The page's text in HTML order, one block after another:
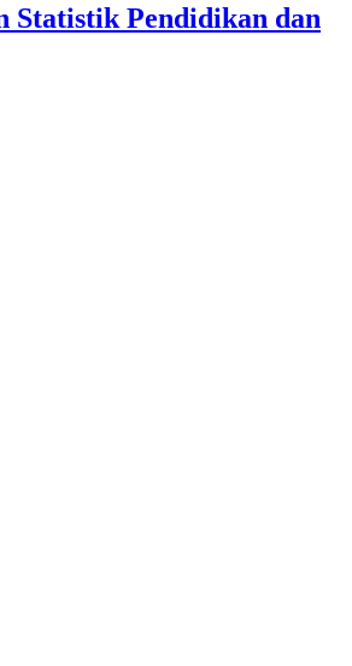
Statistik Pendidikan dan